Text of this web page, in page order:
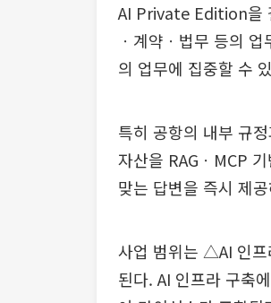
AI Private Edition을
ㆍ계약ㆍ법무 등의
의 업무에 집중할 수
특히 공항의 내부 규
자산을 RAGㆍMCP
맞는 답변을 즉시 제
사업 범위는 △AI 인
된다. AI 인프라 구축